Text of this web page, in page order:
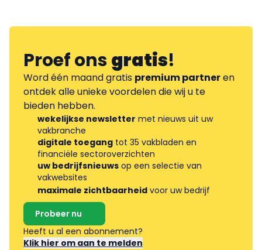
Proef onsgratis!
Word één maand gratis premium partneren
ontdek alle unieke voordelen die wij u te
bieden hebben.
wekelijkse newsletter met nieuws uit uw
vakbranche
digitale toegang tot 35 vakbladen en
financiële sectoroverzichten
uw bedrijfsnieuws op een selectie van
vakwebsites
maximale zichtbaarheid voor uw bedrijf
Probeer nu
Heeft u al een abonnement?
Klik hier om aan te melden